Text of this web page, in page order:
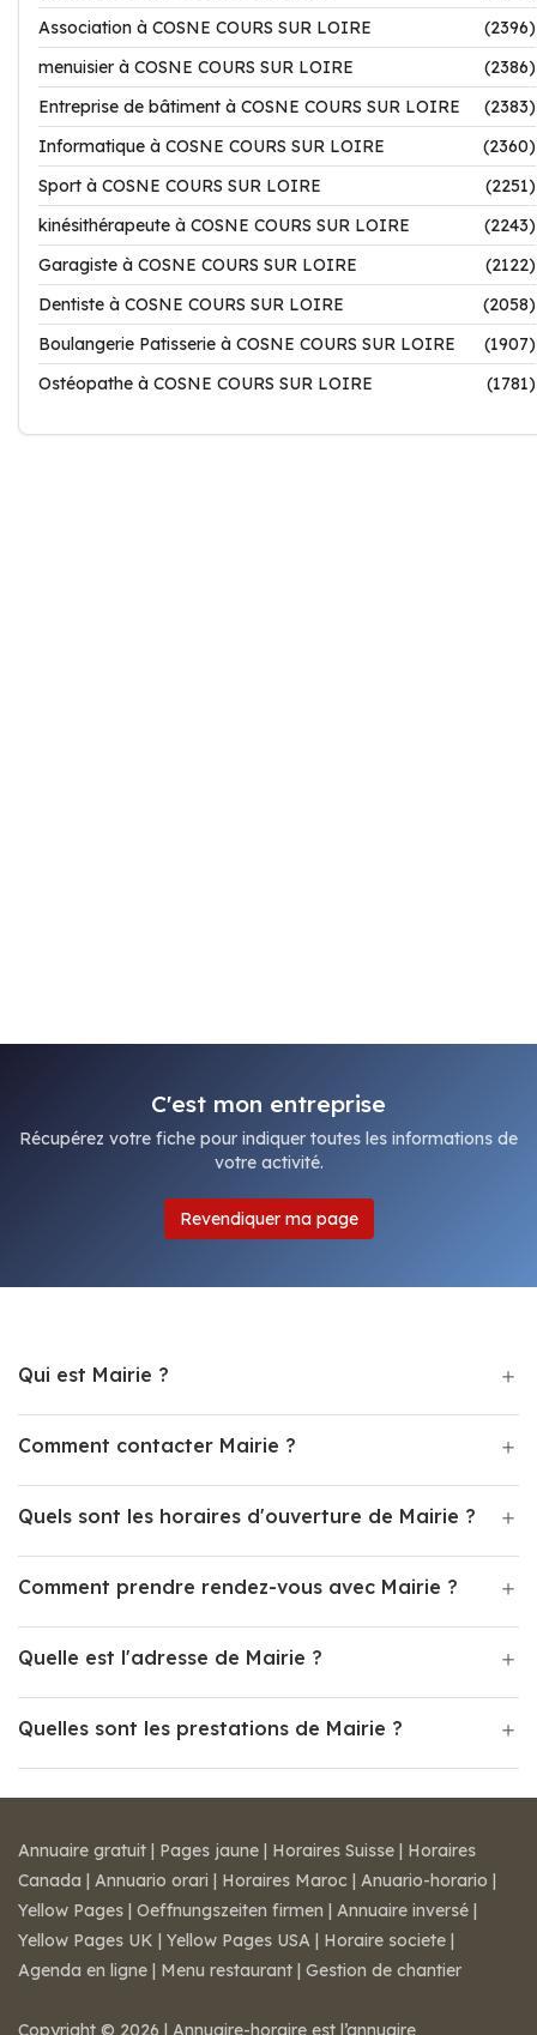
Association à COSNE COURS SUR LOIRE
(2396)
menuisier à COSNE COURS SUR LOIRE
(2386)
Entreprise de bâtiment à COSNE COURS SUR LOIRE
(2383)
Informatique à COSNE COURS SUR LOIRE
(2360)
Sport à COSNE COURS SUR LOIRE
(2251)
kinésithérapeute à COSNE COURS SUR LOIRE
(2243)
Garagiste à COSNE COURS SUR LOIRE
(2122)
Dentiste à COSNE COURS SUR LOIRE
(2058)
Boulangerie Patisserie à COSNE COURS SUR LOIRE
(1907)
Ostéopathe à COSNE COURS SUR LOIRE
(1781)
C'est mon entreprise
Récupérez votre fiche pour indiquer toutes les informations de
votre activité.
Revendiquer ma page
Qui est Mairie ?
Comment contacter Mairie ?
Quels sont les horaires d'ouverture de Mairie ?
Comment prendre rendez-vous avec Mairie ?
Quelle est l'adresse de Mairie ?
Quelles sont les prestations de Mairie ?
Annuaire gratuit | Pages jaune | Horaires Suisse | Horaires
Canada | Annuario orari | Horaires Maroc | Anuario-horario |
Yellow Pages | Oeffnungszeiten firmen | Annuaire inversé |
Yellow Pages UK | Yellow Pages USA | Horaire societe |
Agenda en ligne | Menu restaurant | Gestion de chantier
Copyright © 2026 | Annuaire-horaire est l’annuaire